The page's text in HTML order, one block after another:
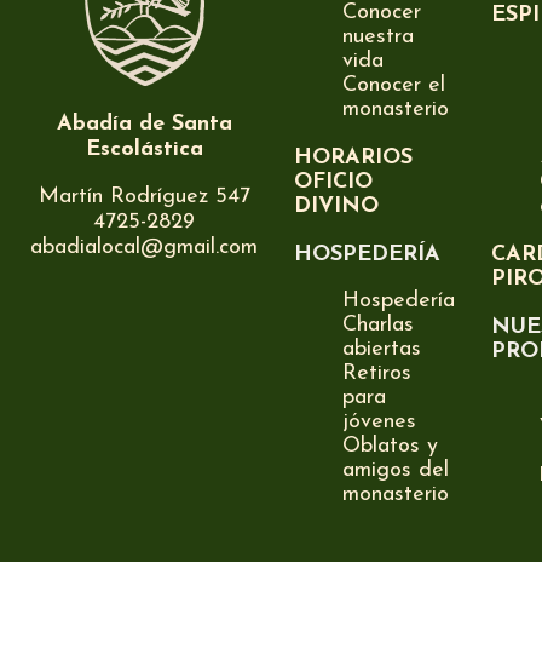
Abadía de Santa
Escolástica
Martín Rodríguez 547
4725-2829
abadialocal@gmail.com
Conocer
nuestra
vida
Conocer el
monasterio
HORARIOS
OFICIO
DIVINO
HOSPEDERÍA
Hospedería
Charlas
abiertas
Retiros
para
jóvenes
Oblatos y
amigos del
monasterio